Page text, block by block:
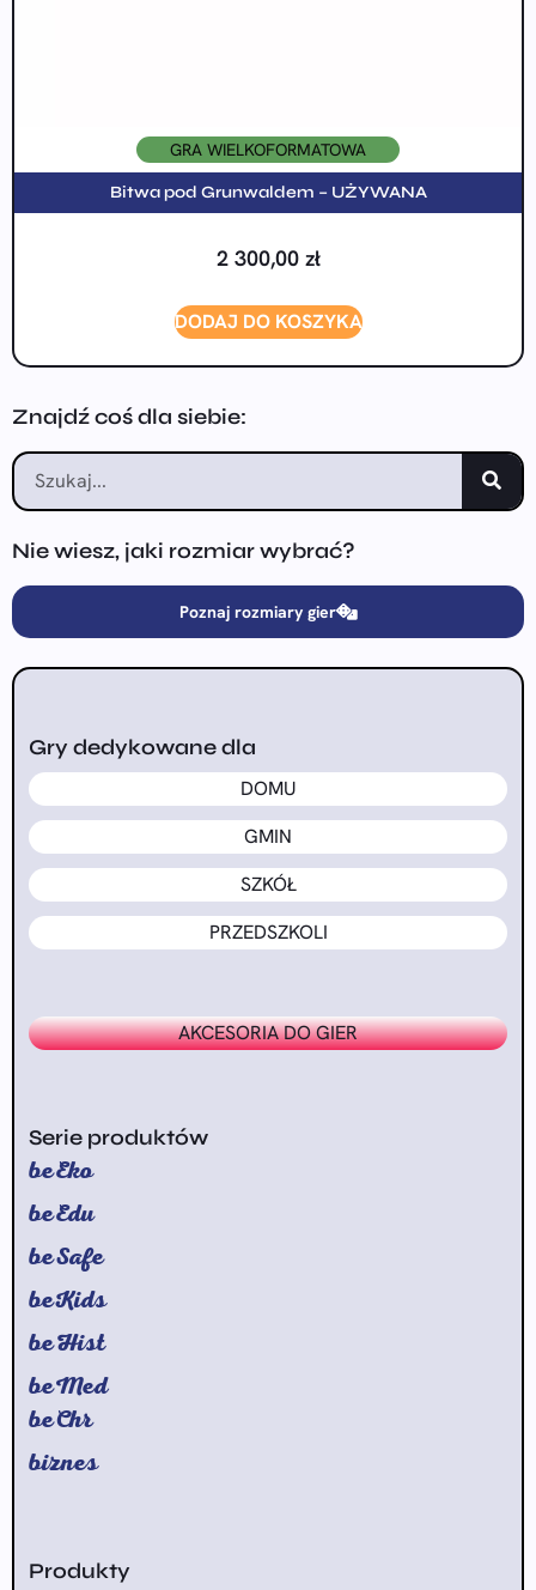
Znajdź coś dla siebie:
Nie wiesz, jaki rozmiar wybrać?
Poznaj rozmiary gier
Gry dedykowane dla
DOMU
GMIN
SZKÓŁ
PRZEDSZKOLI
AKCESORIA DO GIER
Serie produktów
beEko
beEdu
beSafe
beKids
beHist
beMed
beChr
biznes
Produkty
GRA WIELKOFORMATOWA
Bitwa pod Grunwaldem – UŻYWANA
2 300,00 zł
DODAJ DO KOSZYKA